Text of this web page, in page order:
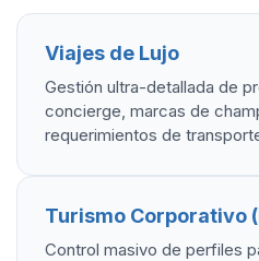
Viajes de Lujo
Gestión ultra-detallada de
concierge, marcas de
requerimientos de
Turismo Corporativo
Control masivo de perfiles